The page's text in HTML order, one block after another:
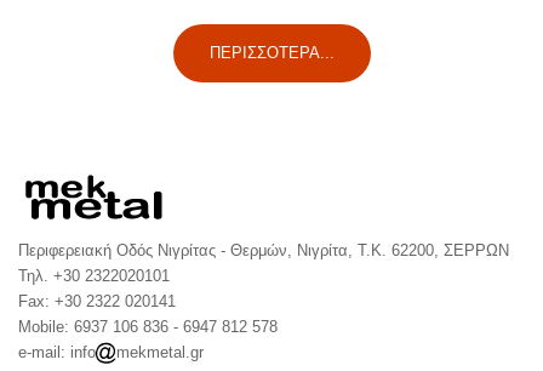
ΠΕΡΙΣΣΌΤΕΡΑ...
Περιφερειακή Οδός Νιγρίτας - Θερμών, Νιγρίτα, Τ.Κ. 62200, ΣΕΡΡΩΝ
Τηλ. +30 2322020101
Fax: +30 2322 020141
Mobile: 6937 106 836 - 6947 812 578
e-mail: info
mekmetal.gr